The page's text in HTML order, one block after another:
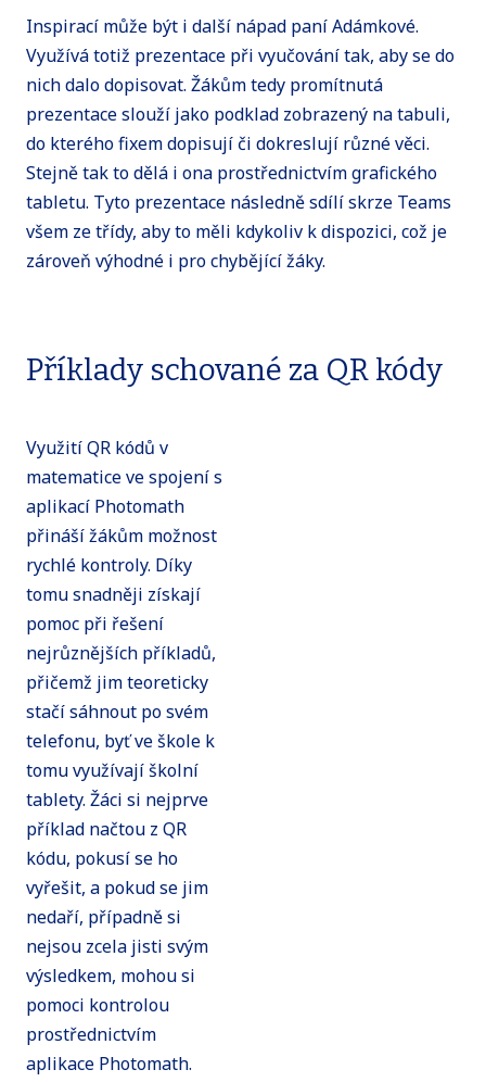
Inspirací může být i další nápad paní Adámkové.
Využívá totiž prezentace při vyučování tak, aby se do
nich dalo dopisovat. Žákům tedy promítnutá
prezentace slouží jako podklad zobrazený na tabuli,
do kterého fixem dopisují či dokreslují různé věci.
Stejně tak to dělá i ona prostřednictvím grafického
tabletu. Tyto prezentace následně sdílí skrze Teams
všem ze třídy, aby to měli kdykoliv k dispozici, což je
zároveň výhodné i pro chybějící žáky.
Příklady schované za QR kódy
Využití QR kódů v
matematice ve spojení s
aplikací Photomath
přináší žákům možnost
rychlé kontroly. Díky
tomu snadněji získají
pomoc při řešení
nejrůznějších příkladů,
přičemž jim teoreticky
stačí sáhnout po svém
telefonu, byť ve škole k
tomu využívají školní
tablety. Žáci si nejprve
příklad načtou z QR
kódu, pokusí se ho
vyřešit, a pokud se jim
nedaří, případně si
nejsou zcela jisti svým
výsledkem, mohou si
pomoci kontrolou
prostřednictvím
aplikace Photomath.